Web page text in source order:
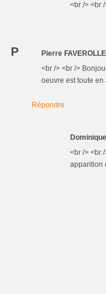
<br /> <br
P Pierre FAVEROLLE
<br /> <br />
oeuvre est toute en
Répondre
<br /> <br
apparition